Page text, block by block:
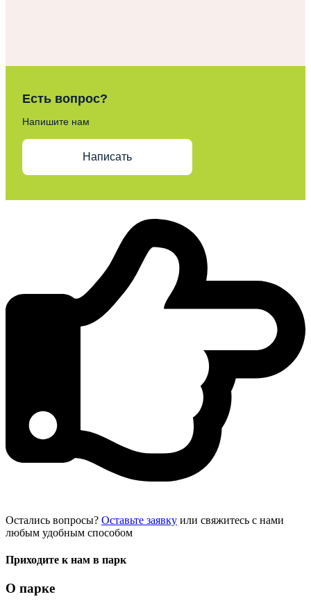
Есть вопрос?
Напишите нам
Написать
Остались вопросы? Оставьте заявку или свяжитесь с нами
любым удобным способом
Приходите к нам в парк
О парке